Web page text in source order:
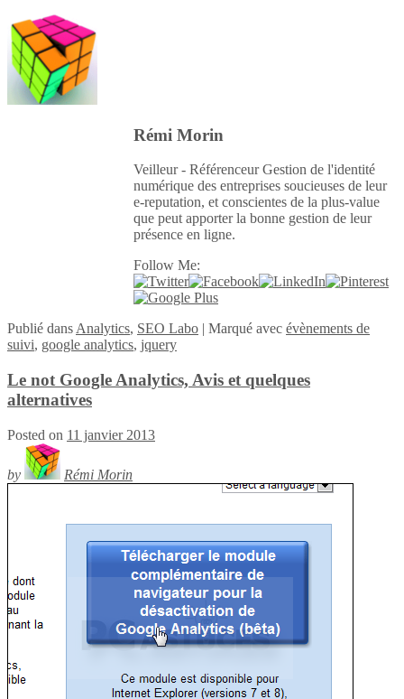
Rémi Morin
Veilleur - Référenceur Gestion de l'identité
numérique des entreprises soucieuses de leur
e-reputation, et conscientes de la plus-value
que peut apporter la bonne gestion de leur
présence en ligne.
Follow Me:
Publié dans Analytics, SEO Labo | Marqué avec évènements de
suivi, google analytics, jquery
Le not Google Analytics, Avis et quelques
alternatives
Posted on 11 janvier 2013
by Rémi Morin